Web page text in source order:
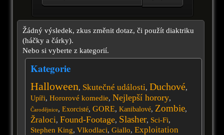
Žádný výsledek, zkus změnit dotaz, či použít diaktriku
(háčky a čárky).
Nebo si vyberte z kategorií.
Kategorie
Halloween, Skutečné události, Duchové,
Upíři, Hororové komedie, Nejlepší horory,
Čarodějnice, Exorcisté, GORE, Kanibalové, Zombie,
Žraloci, Found-Footage, Slasher, Sci-Fi,
Stephen King, Vlkodlaci, Giallo, Exploitation